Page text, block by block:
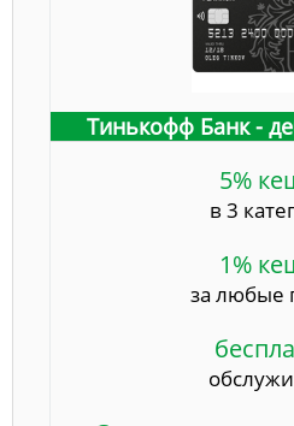
Тинькофф Банк -
5%
в 3
1%
за любые